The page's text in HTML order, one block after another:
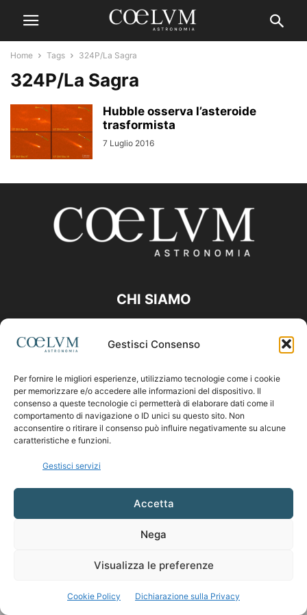
Gestisci Consenso
Per fornire le migliori esperienze, utilizziamo tecnologie come i cookie
per memorizzare e/o accedere alle informazioni del dispositivo. Il
consenso a queste tecnologie ci permetterà di elaborare dati come il
comportamento di navigazione o ID unici su questo sito. Non
acconsentire o ritirare il consenso può influire negativamente su alcune
caratteristiche e funzioni.
Gestisci servizi
Accetta
Nega
Visualizza le preferenze
Cookie Policy Dichiarazione sulla Privacy
Home Tags 324P/La Sagra
324P/La Sagra
Hubble osserva l’asteroide
trasformista
7 Luglio 2016
CHI SIAMO
Contattaci:coelumastro@coelum.com
SEGUICI